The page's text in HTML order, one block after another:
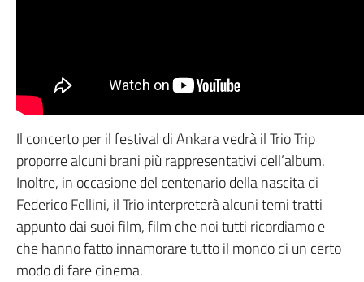
Il concerto per il festival di Ankara vedrà il Trio Trip
proporre alcuni brani più rappresentativi dell’album.
Inoltre, in occasione del centenario della nascita di
Federico Fellini, il Trio interpreterà alcuni temi tratti
appunto dai suoi film, film che noi tutti ricordiamo e
che hanno fatto innamorare tutto il mondo di un certo
modo di fare cinema.